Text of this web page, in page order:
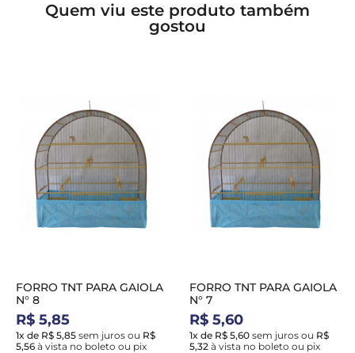
Quem viu este produto também
gostou
FORRO TNT PARA GAIOLA
N° 8
R$ 5,85
1x de R$ 5,85 sem juros ou R$
5,56 à vista no boleto ou pix
FORRO TNT PARA GAIOLA
N° 7
R$ 5,60
1x de R$ 5,60 sem juros ou R$
5,32 à vista no boleto ou pix